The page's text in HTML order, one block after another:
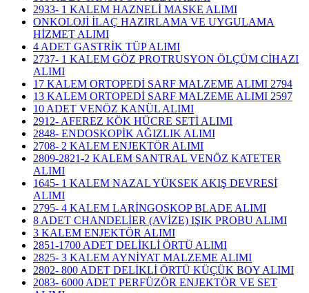
2933- 1 KALEM HAZNELİ MASKE ALIMI
ONKOLOJİ İLAÇ HAZIRLAMA VE UYGULAMA
HİZMET ALIMI
4 ADET GASTRİK TÜP ALIMI
2737- 1 KALEM GÖZ PROTRUSYON ÖLÇÜM CİHAZI
ALIMI
17 KALEM ORTOPEDİ SARF MALZEME ALIMI 2794
13 KALEM ORTOPEDİ SARF MALZEME ALIMI 2597
10 ADET VENÖZ KANÜL ALIMI
2912- AFEREZ KÖK HÜCRE SETİ ALIMI
2848- ENDOSKOPİK AĞIZLIK ALIMI
2708- 2 KALEM ENJEKTÖR ALIMI
2809-2821-2 KALEM SANTRAL VENÖZ KATETER
ALIMI
1645- 1 KALEM NAZAL YÜKSEK AKIŞ DEVRESİ
ALIMI
2795- 4 KALEM LARİNGOSKOP BLADE ALIMI
8 ADET CHANDELİER (AVİZE) IŞIK PROBU ALIMI
3 KALEM ENJEKTÖR ALIMI
2851-1700 ADET DELİKLİ ÖRTÜ ALIMI
2825- 3 KALEM AYNİYAT MALZEME ALIMI
2802- 800 ADET DELİKLİ ÖRTÜ KÜÇÜK BOY ALIMI
2083- 6000 ADET PERFÜZÖR ENJEKTÖR VE SET